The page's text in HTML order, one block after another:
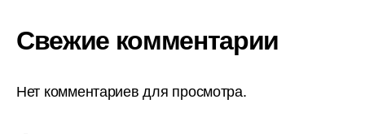
Свежие комментарии
Нет комментариев для просмотра.